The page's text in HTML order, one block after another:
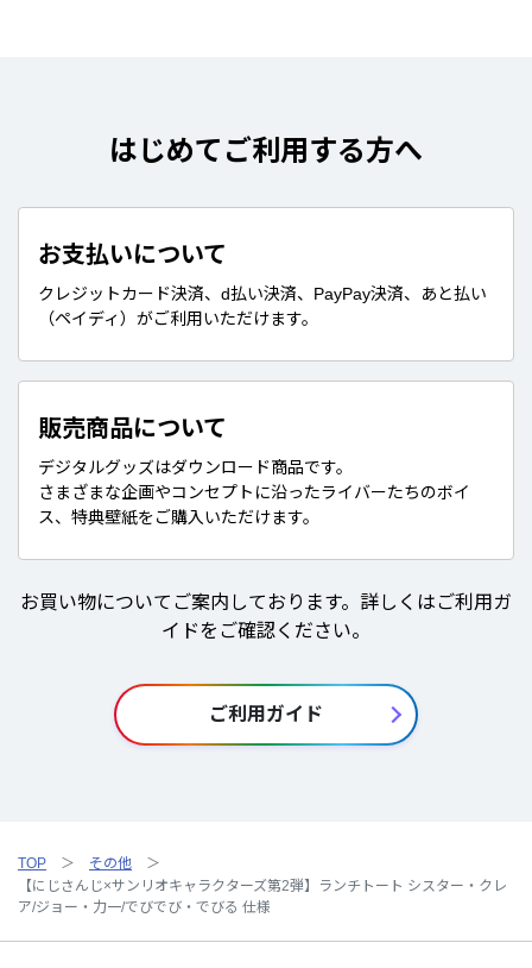
はじめてご利用する方へ
お支払いについて
クレジットカード決済、d払い決済、PayPay決済、あと払い
（ペイディ）がご利用いただけます。
販売商品について
デジタルグッズはダウンロード商品です。
さまざまな企画やコンセプトに沿ったライバーたちのボイ
ス、特典壁紙をご購入いただけます。
お買い物についてご案内しております。詳しくはご利用ガ
イドをご確認ください。
ご利用ガイド
TOP
その他
【にじさんじ×サンリオキャラクターズ第2弾】ランチトート シスター・クレ
ア/ジョー・力一/でびでび・でびる 仕様